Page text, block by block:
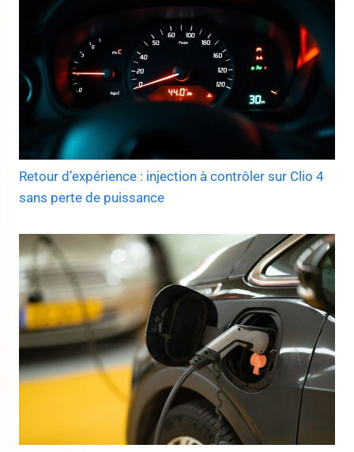
Retour d’expérience : injection à contrôler sur Clio 4
sans perte de puissance